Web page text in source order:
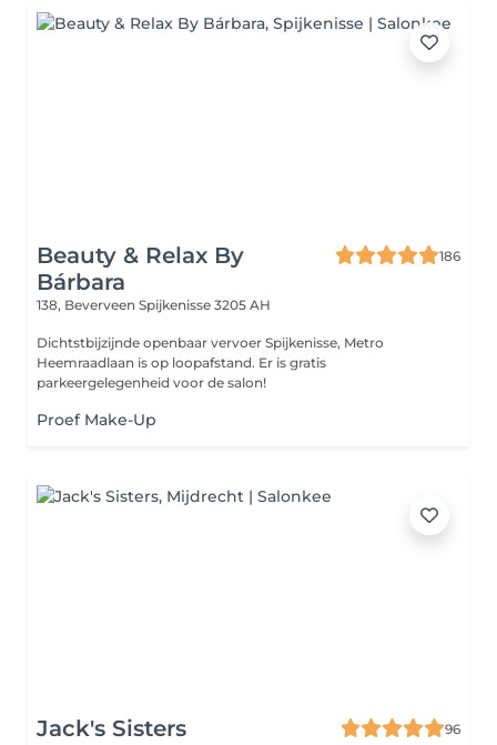
Beauty & Relax By
Bárbara
186
138, Beverveen Spijkenisse 3205 AH
Dichtstbijzijnde openbaar vervoer Spijkenisse, Metro
Heemraadlaan is op loopafstand. Er is gratis
parkeergelegenheid voor de salon!
Proef Make-Up
Jack's Sisters
96